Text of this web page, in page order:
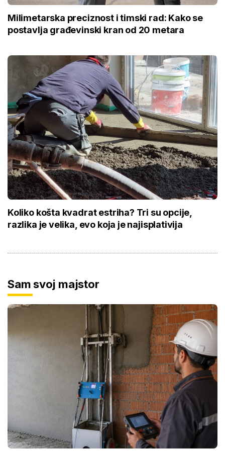
Milimetarska preciznost i timski rad: Kako se
postavlja građevinski kran od 20 metara
Koliko košta kvadrat estriha? Tri su opcije,
razlika je velika, evo koja je najisplativija
Sam svoj majstor